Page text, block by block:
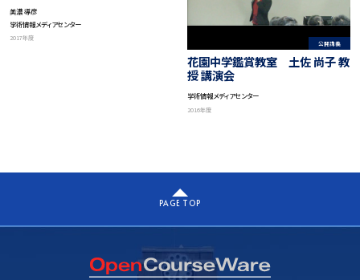
美濃 導彦
学術情報メディアセンター
2017年度
公開講義
花園中学鑑賞教室 土佐 尚子 教
授 講演会
学術情報メディアセンター
2016年度
PAGE TOP